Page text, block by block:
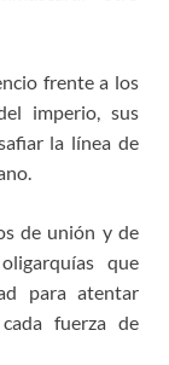
frente a los
imperio, sus
la línea de
de unión y de
que
para atentar
fuerza de